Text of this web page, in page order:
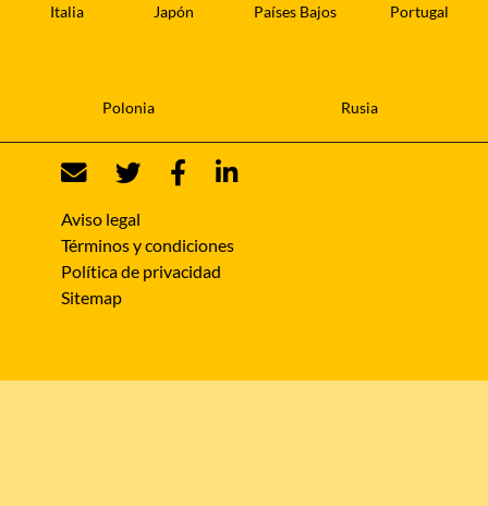
Italia Japón Países Bajos Portugal
Polonia Rusia
Aviso legal
Términos y condiciones
Política de privacidad
Sitemap